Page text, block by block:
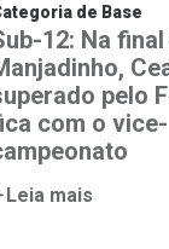
de Base
12: Na
pelo
com o vice-
Leia mais